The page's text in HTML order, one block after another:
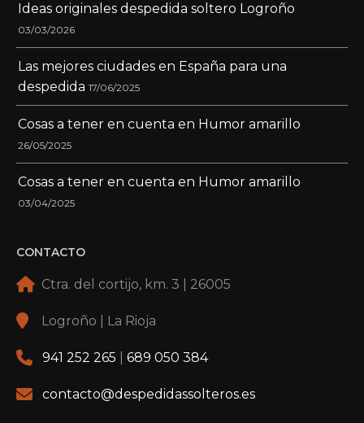
Ideas originales despedida soltero Logroño
03/03/2026
Las mejores ciudades en España para una
despedida 17/06/2025
Cosas a tener en cuenta en Humor amarillo
26/05/2025
Cosas a tener en cuenta en Humor amarillo
03/04/2025
CONTACTO
Ctra. del cortijo, km. 3 | 26005
Logroño | La Rioja
941 252 265 689 050 384
contacto@despedidassolteros.es